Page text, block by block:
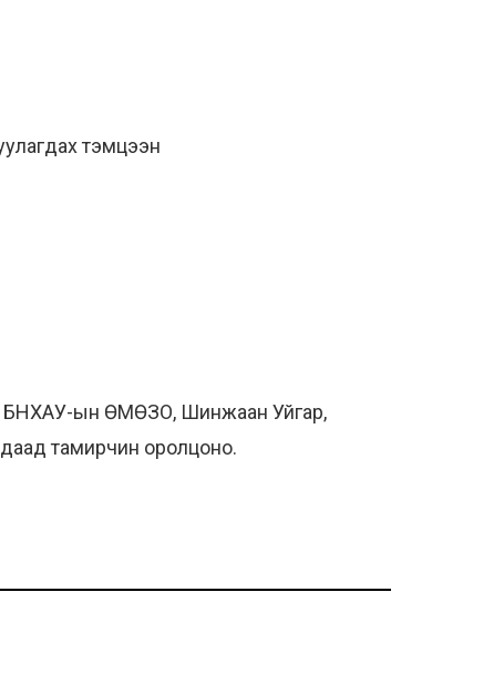
тэмцээн
БНХАУ-ын ӨМӨЗО, Шинжаан Уйгар,
тамирчин оролцоно.